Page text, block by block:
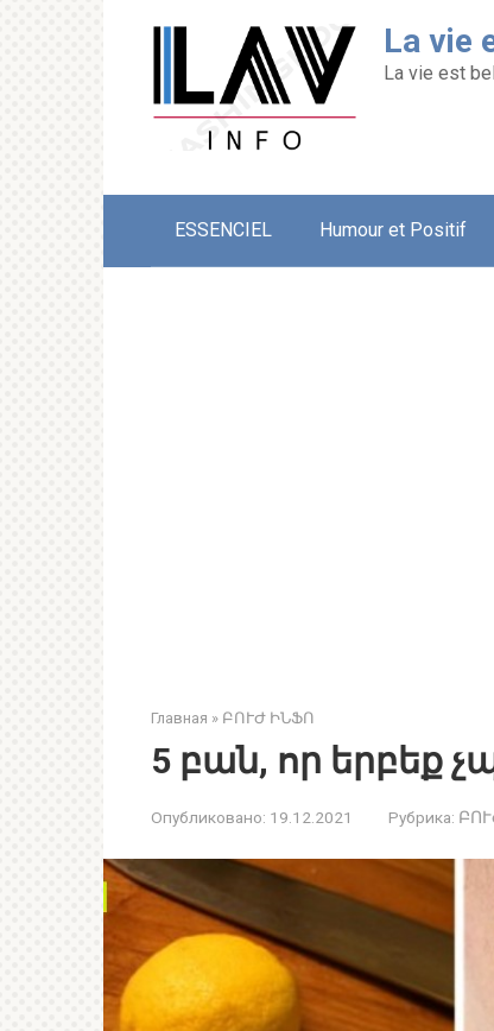
La vie
La vie est
ESSENCIEL Humour et Positif
Главная » ԲՈՒԺ ԻՆՖՈ
5 բան, որ երբեք
Опубликовано: 19.12.2021 Рубрика: